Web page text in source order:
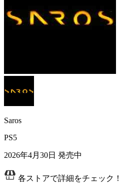
Saros
PS5
2026年4月30日 発売中
各ストアで詳細をチェック！